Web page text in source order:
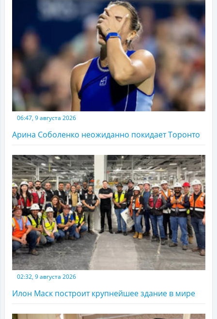
06:47, 9 августа 2026
Арина Соболенко неожиданно покидает Торонто
02:32, 9 августа 2026
Илон Маск построит крупнейшее здание в мире